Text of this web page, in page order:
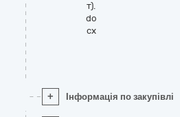
т).
do
cx
+ Інформація по закупівлі